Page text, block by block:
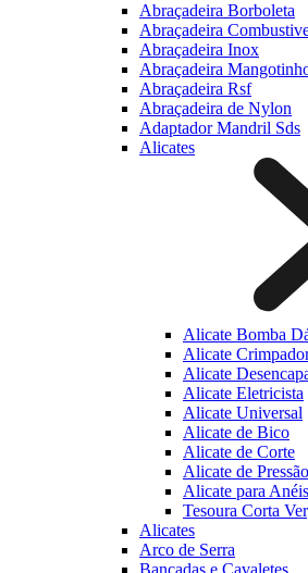
Abraçadeira Borboleta
Abraçadeira
Abraçadeira Inox
Abraçadeira
Abraçadeira Rsf
Abraçadeira de Nylon
Adaptador Mandril Sds
Alicates
Alicate Bomba
Alicate
Alicate
Alicate Eletricista
Alicate Universal
Alicate de Bico
Alicate de Corte
Alicate de Pressão
Alicate para Anéis
Tesoura Corta
Alicates
Arco de Serra
Bancadas e Cavaletes